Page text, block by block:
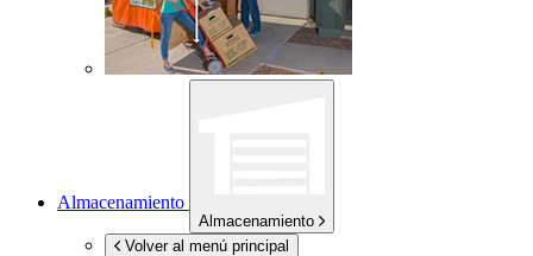
Almacenamiento
Almacenamiento
Volver al menú principal